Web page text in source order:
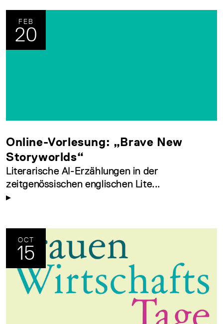
FEB
20
Online-Vorlesung: „Brave New
Storyworlds“
Literarische AI-Erzählungen in der
zeitgenössischen englischen Lite...
OCT
15